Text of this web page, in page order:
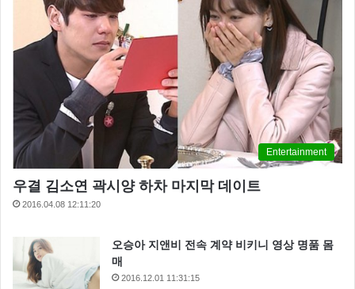
Entertainment
우결 김소연 곽시양 하차 마지막 데이트
2016.04.08 12:11:20
오승아 지앤비 전속 계약 비키니 영상 명품 몸
매
2016.12.01 11:31:15